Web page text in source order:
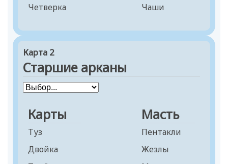
Четверка
Шестерка
Семерка
Восьмерка
Девятка
Десятка
Паж
Рыцарь
Чаши
Карта 2
Старшие арканы
Карты
Туз
Двойка
Масть
Пентакли
Жезлы